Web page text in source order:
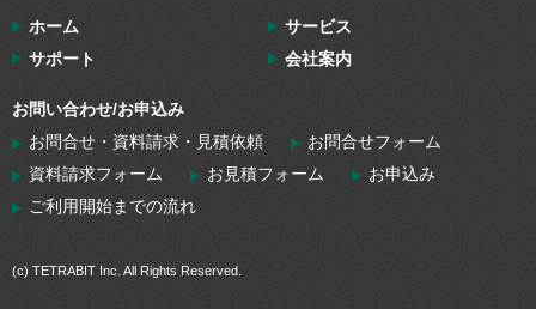
ホーム
サービス
サポート
会社案内
お問い合わせ/お申込み
お問合せ・資料請求・見積依頼
お問合せフォーム
資料請求フォーム
お見積フォーム
お申込み
ご利用開始までの流れ
(c) TETRABIT Inc. All Rights Reserved.